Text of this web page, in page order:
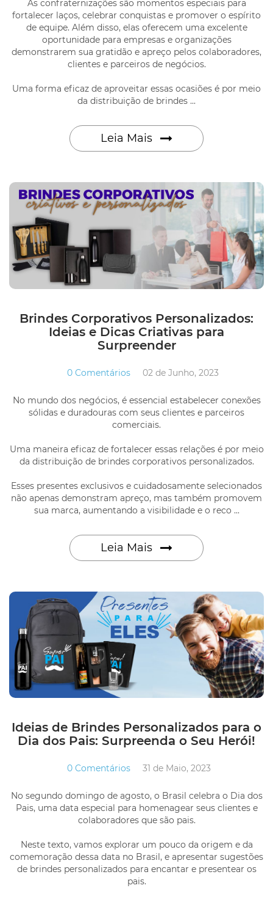
As confraternizações são momentos especiais para
fortalecer laços, celebrar conquistas e promover o espírito
de equipe. Além disso, elas oferecem uma excelente
oportunidade para empresas e organizações
demonstrarem sua gratidão e apreço pelos colaboradores,
clientes e parceiros de negócios.
Uma forma eficaz de aproveitar essas ocasiões é por meio
da distribuição de brindes ...
Leia Mais
Brindes Corporativos Personalizados:
Ideias e Dicas Criativas para
Surpreender
0 Comentários 02 de Junho, 2023
No mundo dos negócios, é essencial estabelecer conexões
sólidas e duradouras com seus clientes e parceiros
comerciais.
Uma maneira eficaz de fortalecer essas relações é por meio
da distribuição de brindes corporativos personalizados.
Esses presentes exclusivos e cuidadosamente selecionados
não apenas demonstram apreço, mas também promovem
sua marca, aumentando a visibilidade e o reco ...
Leia Mais
Ideias de Brindes Personalizados para o
Dia dos Pais: Surpreenda o Seu Herói!
0 Comentários 31 de Maio, 2023
No segundo domingo de agosto, o Brasil celebra o Dia dos
Pais, uma data especial para homenagear seus clientes e
colaboradores que são pais.
Neste texto, vamos explorar um pouco da origem e da
comemoração dessa data no Brasil, e apresentar sugestões
de brindes personalizados para encantar e presentear os
pais.